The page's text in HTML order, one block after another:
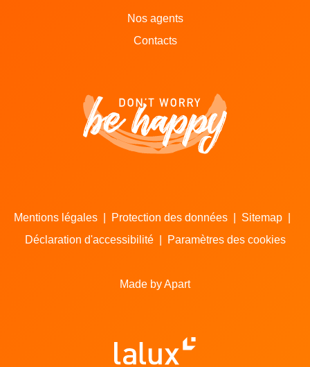
Nos agents
Contacts
Mentions légales Protection des données Sitemap
Déclaration d'accessibilité
Paramètres des cookies
Made by Apart